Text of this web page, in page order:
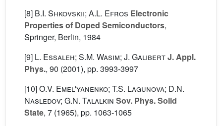
[8] B.I. Shkovskii; A.L. Efros Electronic
Properties of Doped Semiconductors,
Springer, Berlin, 1984
[9] L. Essaleh; S.M. Wasim; J. GalibertJ. Appl.
Phys., 90 (2001), pp. 3993-3997
[10]O.V. Emel'yanenko; T.S. Lagunova; D.N.
Nasledov; G.N. Talalkin Sov. Phys. Solid
State, 7 (1965), pp. 1063-1065